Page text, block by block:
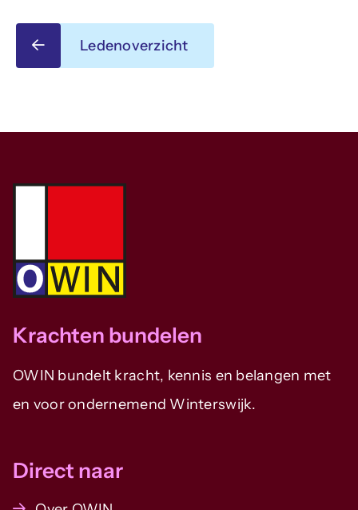
Ledenoverzicht
Krachten bundelen
OWIN bundelt kracht, kennis en belangen met
en voor ondernemend Winterswijk.
Direct naar